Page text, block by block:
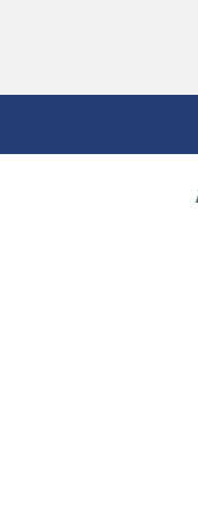
bakımevi